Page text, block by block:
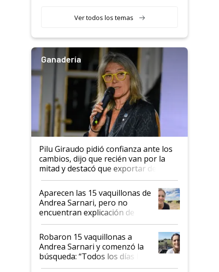
variedades que marcan un
salto tecnológico en genética y
Ver todos los temas
Ganadería
Pilu Giraudo pidió confianza ante los
cambios, dijo que recién van por la
mitad y destacó que exportar dejó de
ser "para unos pocos": "Tenemos un
mandato muy claro del gobierno
nacional"
Aparecen las 15 vaquillonas de
Andrea Sarnari, pero no
encuentran explicación de
cómo llegaron allí
Robaron 15 vaquillonas a
Andrea Sarnari y comenzó la
búsqueda: “Todos los días le
toca a algún productor”